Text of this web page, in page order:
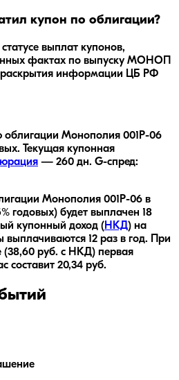
купон по облигации?
выплат купонов,
фактах по выпуску МОНОП
раскрытия информации ЦБ РФ
облигации Монополия 001P-06
Текущая купонная
— 260 дн. G-спред:
Монополия 001P-06 в
годовых) будет выплачен 18
купонный доход (НКД) на
выплачиваются 12 раз в год. При
(38,60 руб. с НКД) первая
составит 20,34 руб.